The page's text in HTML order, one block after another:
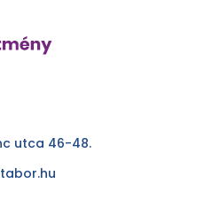
utca 46-48.